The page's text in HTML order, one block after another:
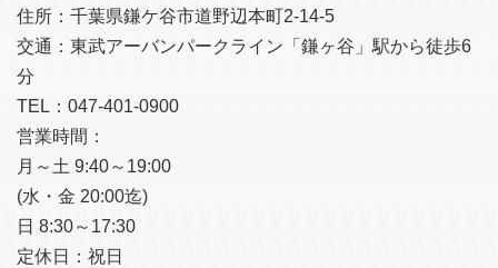
住所：千葉県鎌ケ谷市道野辺本町2-14-5
交通：東武アーバンパークライン「鎌ヶ谷」駅から徒歩6
分
TEL：047-401-0900
営業時間：
月～土 9:40～19:00
(水・金 20:00迄)
日 8:30～17:30
定休日： 祝日